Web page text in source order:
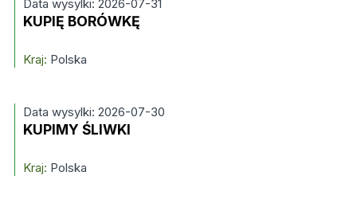
Data wysylki: 2026-07-31
KUPIĘ BORÓWKĘ
Kraj: Polska
Data wysylki: 2026-07-30
KUPIMY ŚLIWKI
Kraj: Polska